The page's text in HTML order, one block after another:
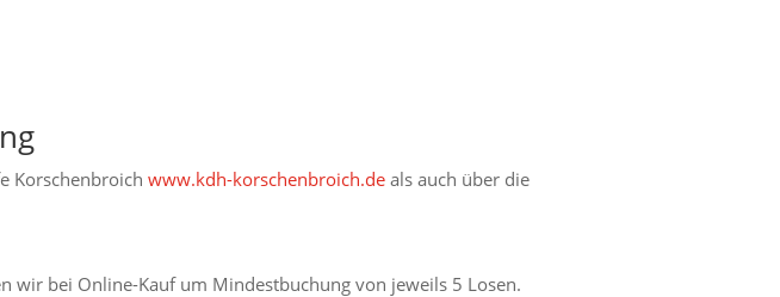
Korschenbroichwww.kdh-korschenbroich.de als auch über die
wir bei Online-Kauf um Mindestbuchung von jeweils 5 Losen.